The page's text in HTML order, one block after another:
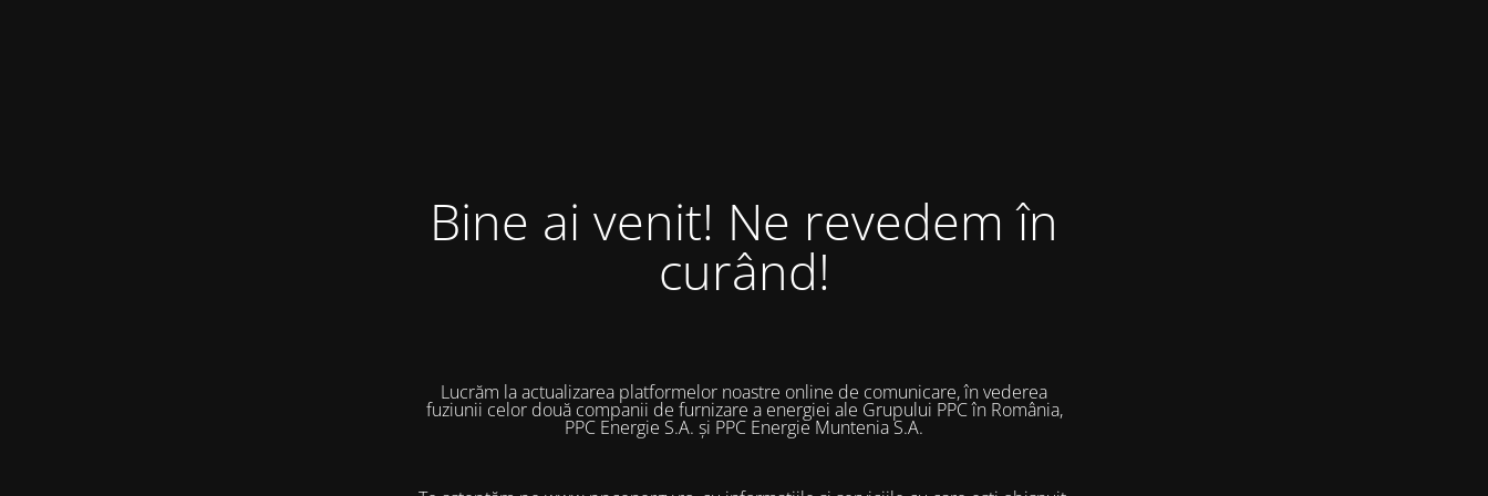
Bine ai venit! Ne revedem în
curând!
Lucrăm la actualizarea platformelor noastre online de comunicare, în vederea
fuziunii celor două companii de furnizare a energiei ale Grupului PPC în România,
PPC Energie S.A. și PPC Energie Muntenia S.A.